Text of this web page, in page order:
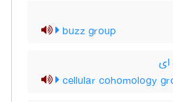
buzz group
cellular cohomology